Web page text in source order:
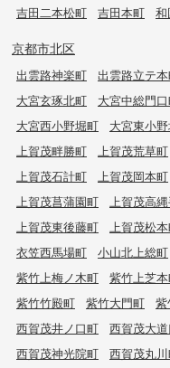
吉田二本松町
吉田本町 和
京都市北区
出雲路神楽町 出雲路立テ
大宮玄琢北町
大宮中総門
大宮西小野堀町
大宮東小
上賀茂畔勝町
上賀茂荒草町
上賀茂石計町
上賀茂岡本町
上賀茂菖蒲園町
上賀茂高
上賀茂東後藤町
上賀茂松
衣笠西馬場町
小山北上総町
紫竹上梅ノ木町
紫竹上芝
紫竹竹殿町
紫竹大門町 紫
西賀茂井ノ口町
西賀茂大
西賀茂神光院町
西賀茂丸